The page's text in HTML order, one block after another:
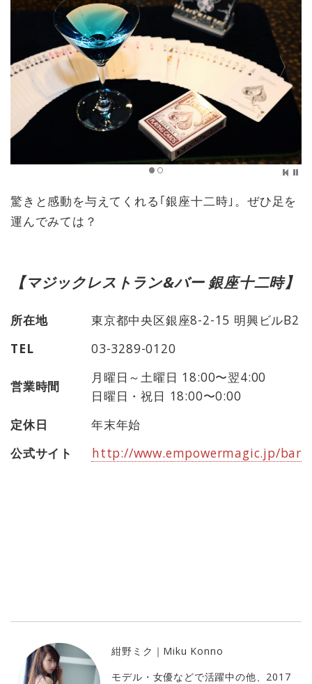
驚きと感動を与えてくれる｢銀座十二時｣。ぜひ足を
運んでみては？
【マジックレストラン&バー 銀座十二時】
所在地
東京都中央区銀座8-2-15 明興ビルB2
TEL
03-3289-0120
営業時間
月曜日～土曜日 18:00〜翌4:00
日曜日・祝日 18:00〜0:00
定休日
年末年始
公式サイト
http://www.empowermagic.jp/bar/
紺野ミク｜Miku Konno
モデル・女優などで活躍中の他、2017